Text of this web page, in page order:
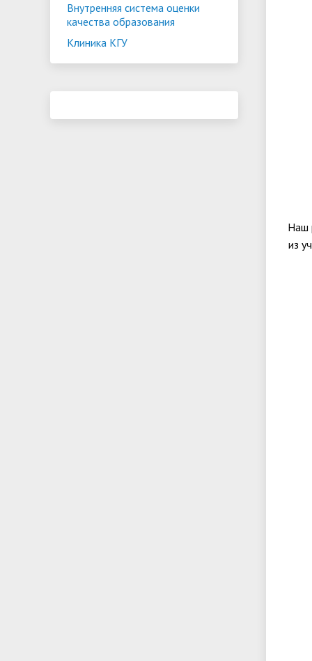
Внутренняя система оценки
качества образования
Клиника КГУ
Наш
из